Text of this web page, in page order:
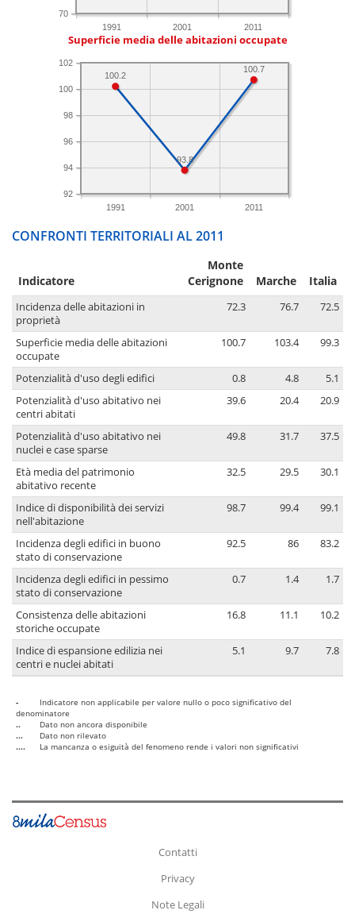
1991 2001 2011
70
Superficie media delle abitazioni occupate
1991 2001 2011
92
94
96
98
100
102
100.7
93.8
100.2
CONFRONTI TERRITORIALI AL 2011
Indicatore
Monte
Cerignone
Marche Italia
Incidenza delle abitazioni in
proprietà
72.3 76.7 72.5
Superficie media delle abitazioni
occupate
100.7 103.4 99.3
Potenzialità d'uso degli edifici 0.8 4.8
5.1
Potenzialità d'uso abitativo nei
centri abitati
39.6 20.4 20.9
Potenzialità d'uso abitativo nei
nuclei e case sparse
49.8 31.7 37.5
Età media del patrimonio
abitativo recente
32.5 29.5 30.1
Indice di disponibilità dei servizi
nell'abitazione
98.7 99.4 99.1
Incidenza degli edifici in buono
stato di conservazione
92.5 86 83.2
Incidenza degli edifici in pessimo
stato di conservazione
0.7 1.4 1.7
Consistenza delle abitazioni
storiche occupate
16.8 11.1 10.2
Indice di espansione edilizia nei
centri e nuclei abitati
5.1 9.7 7.8
-
Indicatore non applicabile per valore nullo o poco significativo del
denominatore
..
Dato non ancora disponibile
...
Dato non rilevato
....
La mancanza o esiguità del fenomeno rende i valori non significativi
Contatti
Privacy
Note Legali